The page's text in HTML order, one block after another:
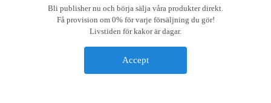
Bli publisher nu och börja sälja våra produkter direkt.
Få provision om 0% för varje försäljning du gör!
Livstiden för kakor är dagar.
Accept